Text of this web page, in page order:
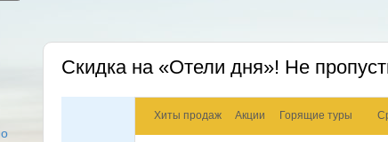
Скидка на «Отели дня»! Не
Хиты продаж Акции Горящие туры